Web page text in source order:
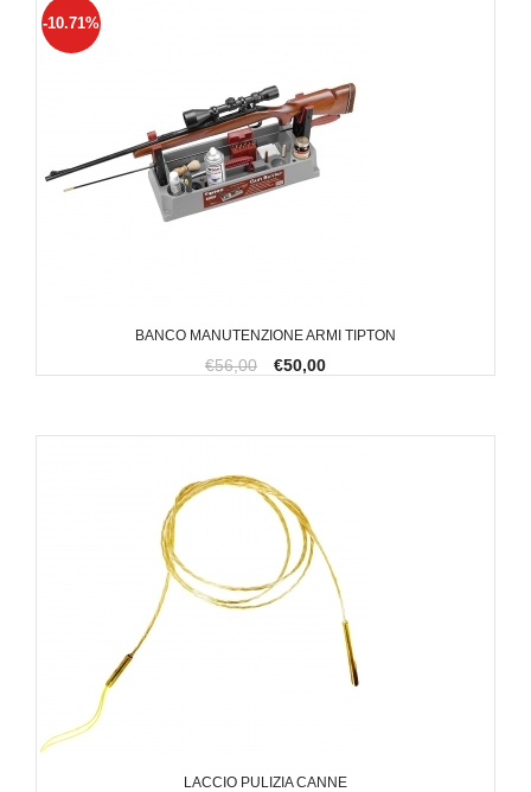
BANCO MANUTENZIONE ARMI TIPTON
-10.71%
€56,00 €50,00
LACCIO PULIZIA CANNE